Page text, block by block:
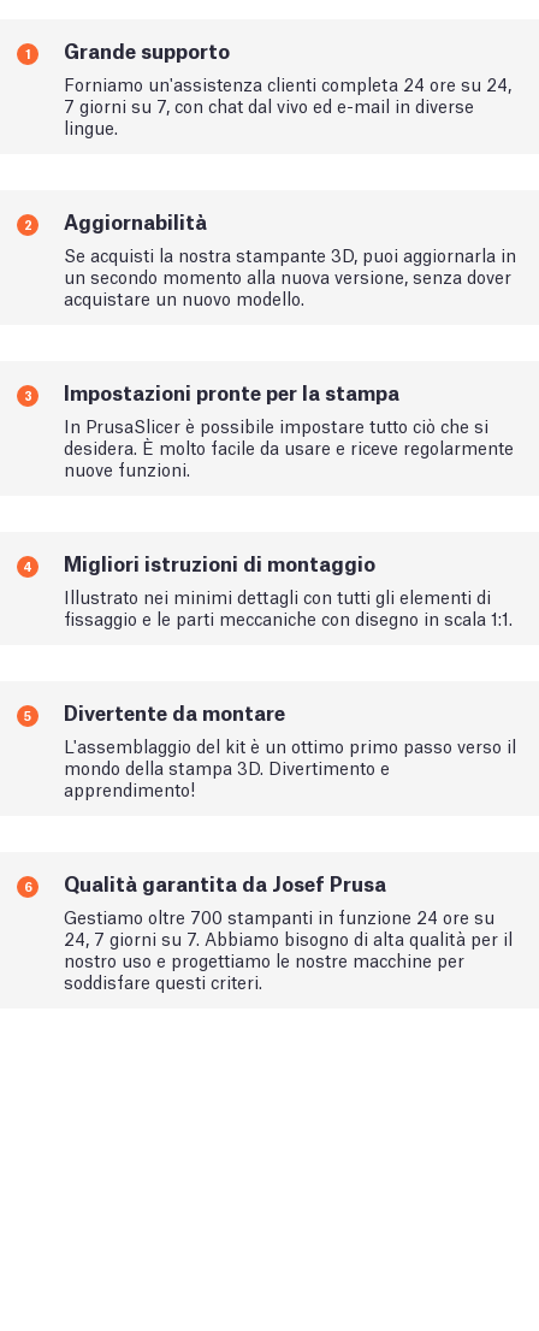
1 Grande supporto
Forniamo un'assistenza clienti completa 24 ore su 24,
7 giorni su 7, con chat dal vivo ed e-mail in diverse
lingue.
2 Aggiornabilità
Se acquisti la nostra stampante 3D, puoi aggiornarla in
un secondo momento alla nuova versione, senza dover
acquistare un nuovo modello.
3 Impostazioni pronte per la stampa
In PrusaSlicer è possibile impostare tutto ciò che si
desidera. È molto facile da usare e riceve regolarmente
nuove funzioni.
4 Migliori istruzioni di montaggio
Illustrato nei minimi dettagli con tutti gli elementi di
fissaggio e le parti meccaniche con disegno in scala 1:1.
5 Divertente da montare
L'assemblaggio del kit è un ottimo primo passo verso il
mondo della stampa 3D. Divertimento e
apprendimento!
6 Qualità garantita da Josef Prusa
Gestiamo oltre 700 stampanti in funzione 24 ore su
24, 7 giorni su 7. Abbiamo bisogno di alta qualità per il
nostro uso e progettiamo le nostre macchine per
soddisfare questi criteri.